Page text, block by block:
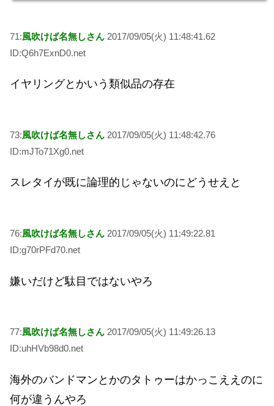
71:風吹けば名無しさん 2017/09/05(火) 11:48:41.62
ID:Q6h7ExnD0.net
イヤリングとかいう類似品の存在
73:風吹けば名無しさん 2017/09/05(火) 11:48:42.76
ID:mJTo71Xg0.net
スレタイが既に論理的じゃないのにどうせえと
76:風吹けば名無しさん 2017/09/05(火) 11:49:22.81
ID:g70rPFd70.net
嫌いだけど駄目ではないやろ
77:風吹けば名無しさん 2017/09/05(火) 11:49:26.13
ID:uhHVb98d0.net
海外のバンドマンとかのタトゥーはかっこええのに
何が違うんやろ